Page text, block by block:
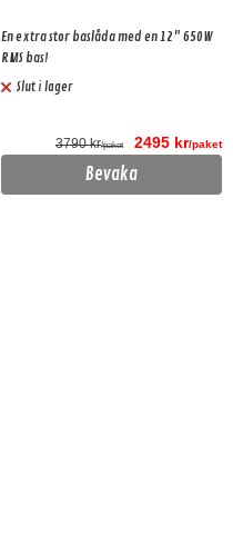
En extra stor baslåda med en 12" 650W
RMS bas!
Slut i lager
3790 kr/paket 2495 kr/paket
Bevaka